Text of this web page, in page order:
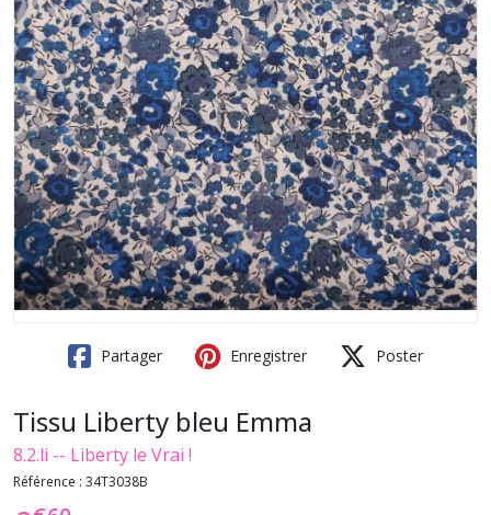
Partager Enregistrer Poster
Tissu Liberty bleu Emma
8.2.li -- Liberty le Vrai !
Référence : 34T3038B